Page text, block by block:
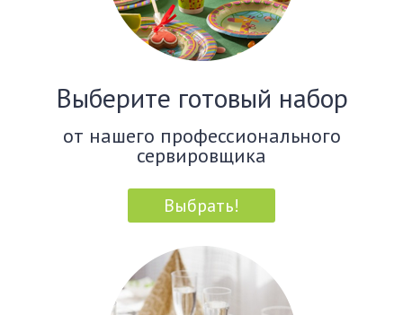
Выберите готовый набор
от нашего профессионального
сервировщика
Выбрать!